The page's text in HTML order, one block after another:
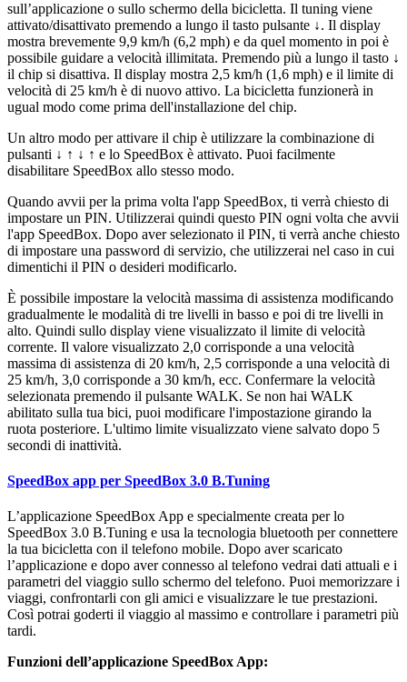
sull’applicazione o sullo schermo della bicicletta. Il tuning viene
attivato/disattivato premendo a lungo il tasto pulsante ↓. Il display
mostra brevemente 9,9 km/h (6,2 mph) e da quel momento in poi è
possibile guidare a velocità illimitata. Premendo più a lungo il tasto ↓
il chip si disattiva. Il display mostra 2,5 km/h (1,6 mph) e il limite di
velocità di 25 km/h è di nuovo attivo. La bicicletta funzionerà in
ugual modo come prima dell'installazione del chip.
Un altro modo per attivare il chip è utilizzare la combinazione di
pulsanti ↓ ↑ ↓ ↑ e lo SpeedBox è attivato. Puoi facilmente
disabilitare SpeedBox allo stesso modo.
Quando avvii per la prima volta l'app SpeedBox, ti verrà chiesto di
impostare un PIN. Utilizzerai quindi questo PIN ogni volta che avvii
l'app SpeedBox. Dopo aver selezionato il PIN, ti verrà anche chiesto
di impostare una password di servizio, che utilizzerai nel caso in cui
dimentichi il PIN o desideri modificarlo.
È possibile impostare la velocità massima di assistenza modificando
gradualmente le modalità di tre livelli in basso e poi di tre livelli in
alto. Quindi sullo display viene visualizzato il limite di velocità
corrente. Il valore visualizzato 2,0 corrisponde a una velocità
massima di assistenza di 20 km/h, 2,5 corrisponde a una velocità di
25 km/h, 3,0 corrisponde a 30 km/h, ecc. Confermare la velocità
selezionata premendo il pulsante WALK. Se non hai WALK
abilitato sulla tua bici, puoi modificare l'impostazione girando la
ruota posteriore. L'ultimo limite visualizzato viene salvato dopo 5
secondi di inattività.
SpeedBox app per SpeedBox 3.0 B.Tuning
L’applicazione SpeedBox App e specialmente creata per lo
SpeedBox 3.0 B.Tuning e usa la tecnologia bluetooth per connettere
la tua bicicletta con il telefono mobile. Dopo aver scaricato
l’applicazione e dopo aver connesso al telefono vedrai dati attuali e i
parametri del viaggio sullo schermo del telefono. Puoi memorizzare i
viaggi, confrontarli con gli amici e visualizzare le tue prestazioni.
Così potrai goderti il viaggio al massimo e controllare i parametri più
tardi.
Funzioni dell’applicazione SpeedBox App: